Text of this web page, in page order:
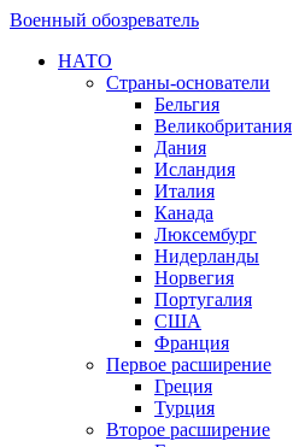
Военный обозреватель
НАТО
Страны-основатели
Бельгия
Великобритания
Дания
Исландия
Италия
Канада
Люксембург
Нидерланды
Норвегия
Португалия
США
Франция
Первое расширение
Греция
Турция
Второе расширение